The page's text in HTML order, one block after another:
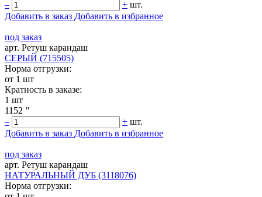
–
+ шт.
Добавить в заказ Добавить в избранное
под заказ
арт. Ретуш карандаш
СЕРЫЙ (715505)
Норма отгрузки:
от 1 шт
Кратность в заказе:
1 шт
1152 "
–
+ шт.
Добавить в заказ Добавить в избранное
под заказ
арт. Ретуш карандаш
НАТУРАЛЬНЫЙ ДУБ (3118076)
Норма отгрузки: